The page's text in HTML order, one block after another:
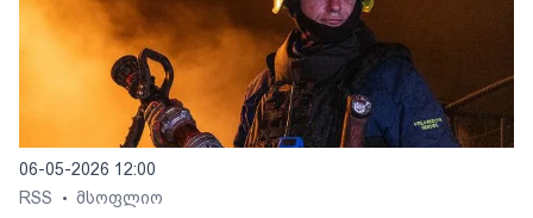
06-05-2026 12:00
RSS
• მსოფლიო